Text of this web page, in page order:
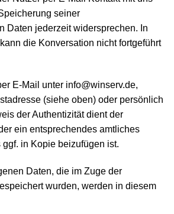
seiner
Daten jederzeit widersprechen. In
die Konversation nicht fortgeführt
E-Mail unter info@winserv.de,
(siehe oben) oder persönlich
der Authentizität dient der
ein entsprechendes amtliches
in Kopie beizufügen ist.
Daten, die im Zuge der
wurden, werden in diesem